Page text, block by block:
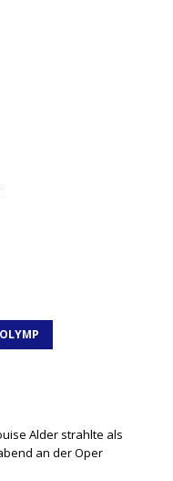
Alder strahlte als
an der Oper